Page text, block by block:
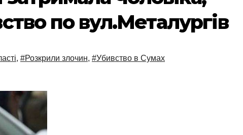
по вул.Металургів
, #Розкрили злочин, #Убивство в Сумах